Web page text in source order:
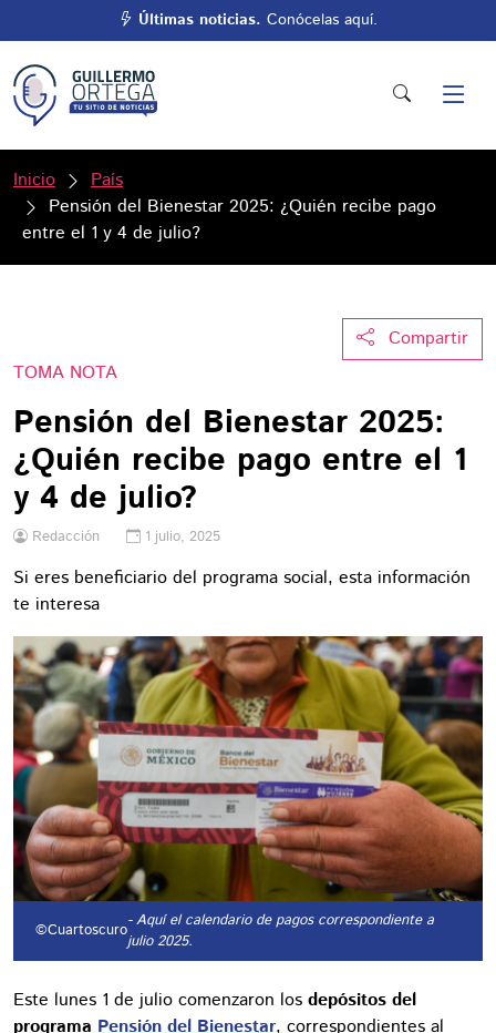
Últimas noticias. Conócelas aquí.
Inicio
País
Pensión del Bienestar 2025: ¿Quién recibe pago
entre el 1 y 4 de julio?
Compartir
TOMA NOTA
Pensión del Bienestar 2025:
¿Quién recibe pago entre el 1
y 4 de julio?
Redacción 1 julio, 2025
Si eres beneficiario del programa social, esta información
te interesa
©Cuartoscuro- Aquí el calendario de pagos correspondiente a
julio 2025.
Este lunes 1 de julio comenzaron los depósitos del
programa Pensión del Bienestar, correspondientes al